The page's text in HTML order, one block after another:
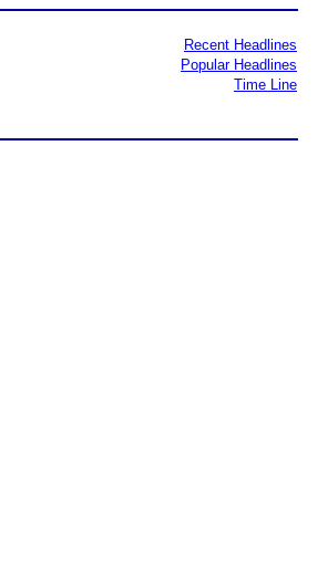
Recent Headlines
Popular Headlines
Time Line